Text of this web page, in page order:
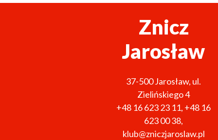
Znicz
Jarosław
37-500Jarosław, ul.
Zielińskiego 4
+48 16 623 23 11, +48 16
623 00 38,
klub@zniczjaroslaw.pl